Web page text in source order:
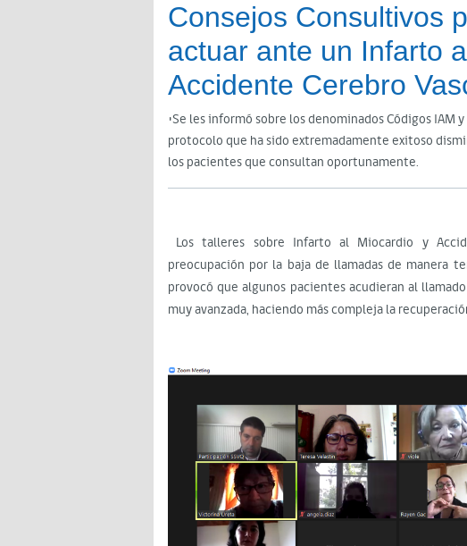
Consejos Consultivos
actuar ante un Infarto
Accidente Cerebro
•Se les informó sobre los denominados Códigos IAM
protocolo que ha sido extremadamente exitoso
los pacientes que consultan oportunamente.
Los talleres sobre Infarto al Miocardio y
preocupación por la baja de llamadas de manera
provocó que algunos pacientes acudieran al
muy avanzada, haciendo más compleja la